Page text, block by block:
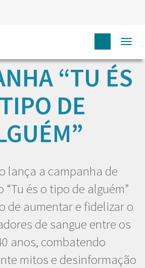
“TU ÉS
DE
lança a campanha de
és o tipo de alguém”
de aumentar e fidelizar o
de sangue entre os
anos, combatendo
mitos e desinformação